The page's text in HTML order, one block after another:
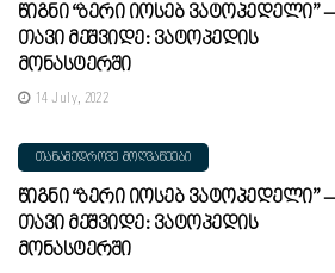
Წიგნი “ბერი Იოსებ Ვატოპედელი” –
Თავი Მეშვიდე: Ვატოპედის
Მონასტერში
14 July, 2022
ᲗᲐᲜᲐᲛᲔᲓᲠᲝᲕᲔ ᲛᲝᲦᲕᲐᲬᲔᲔᲑᲘ
Წიგნი “ბერი Იოსებ Ვატოპედელი” –
Თავი Მეშვიდე: Ვატოპედის
Მონასტერში